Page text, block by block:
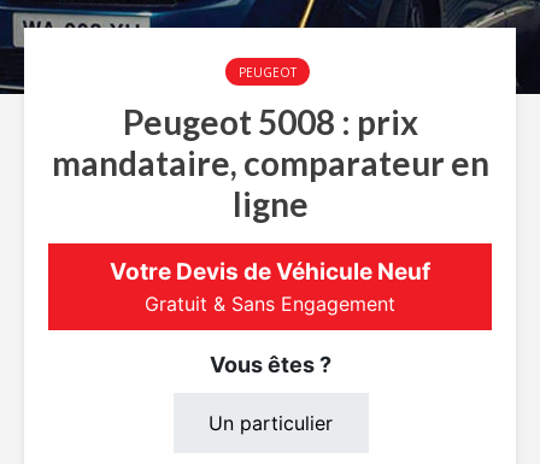
PEUGEOT
Peugeot 5008 : prix
mandataire, comparateur en
ligne